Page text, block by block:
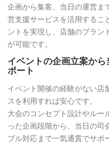
企画から集客、当日の運営ま
営支援サービスを活用するこ
ントを実現し、店舗のブラン
が可能です。
イベントの企画立案か
ポート
イベント開催の経験がない店
スを利用すれば安心です。
大会のコンセプト設計やルー
った企画段階から、当日の司
ブル対応まで一気通貫でサポ